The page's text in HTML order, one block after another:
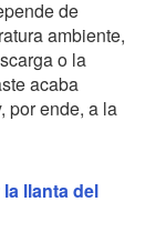
de
ambiente,
o la
acaba
por ende, a la
llanta del